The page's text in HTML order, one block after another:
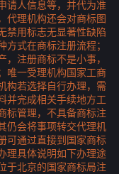
请人信息等，并代为准
代理机构还会对商标图
禁用标志无显著性缺陷
式在商标注册流程；
注册商标不是小事，
唯一受理机构国家工商
构若选择自行办理，需
并完成相关手续地方工
标管理，不具备商标注
仍会将事项转交代理机
可通过直接到国家商标
理具体说明如下办理途
于北京的国家商标局注